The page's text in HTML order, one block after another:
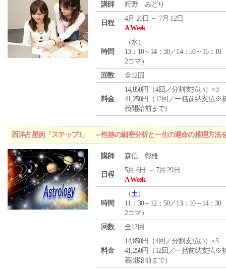
講師 狩野 みどり
日程
4月 26日 ～ 7月 12日
A Week
時間
（水）
13：10～14：30／14：50～16：10
2コマ）
回数
全12回
料金
14,850円（4回／分割支払い）×3
41,250円（12回／一括前納支払※
義開始前まで）
西洋占星術「ステップ3」 ～性格の細密分析と一生の運命の推理方法
講師 森信 彰雄
日程
5月 6日 ～ 7月 29日
A Week
時間
（土）
11：30～12：50／13：10～14：30
2コマ）
回数
全12回
料金
14,850円（4回／分割支払い）×3
41,250円（12回／一括前納支払※
義開始前まで）